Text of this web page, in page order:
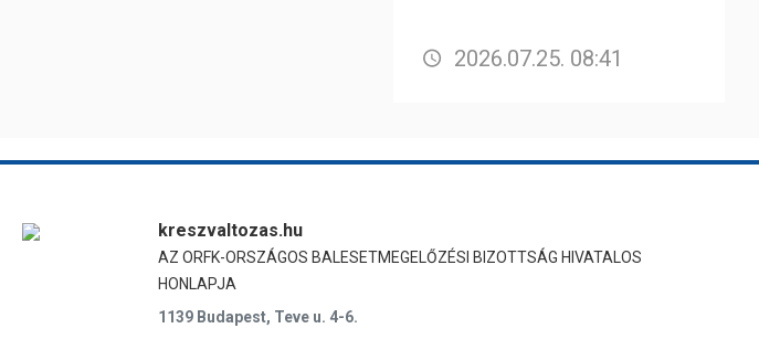
2026.07.25. 08:41
kreszvaltozas.hu
AZ ORFK-ORSZÁGOS BALESETMEGELŐZÉSI BIZOTTSÁG HIVATALOS
HONLAPJA
1139 Budapest, Teve u. 4-6.